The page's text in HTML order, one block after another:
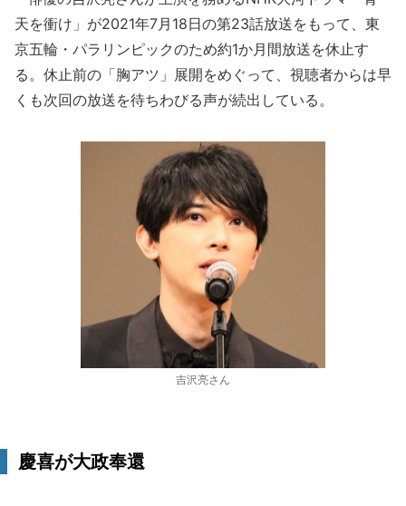
天を衝け」が2021年7月18日の第23話放送をもって、東
京五輪・パラリンピックのため約1か月間放送を休止す
る。休止前の「胸アツ」展開をめぐって、視聴者からは早
くも次回の放送を待ちわびる声が続出している。
吉沢亮さん
慶喜が大政奉還